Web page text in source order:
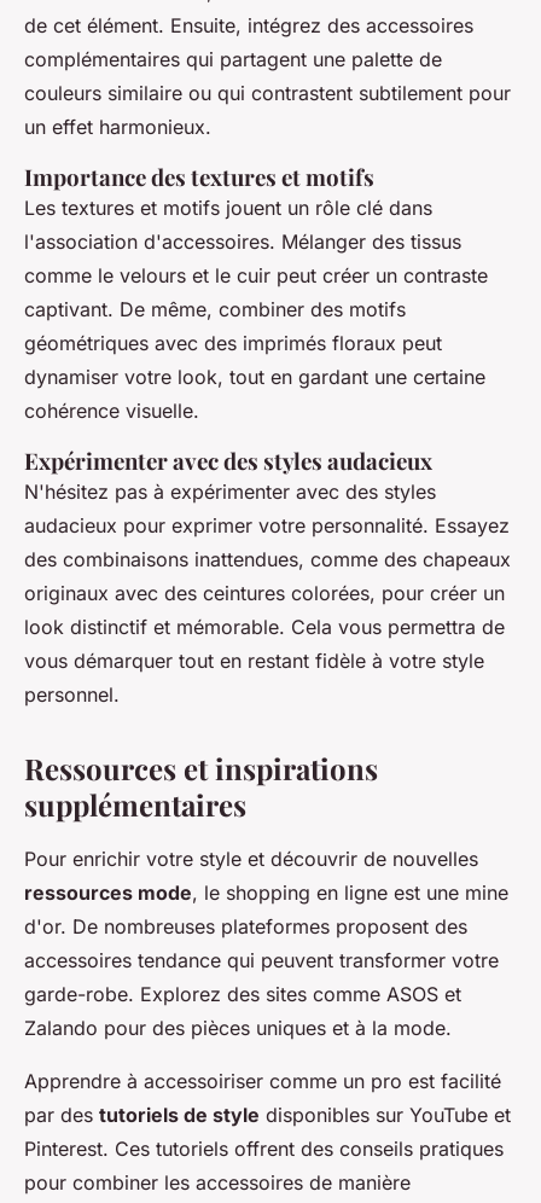
de cet élément. Ensuite, intégrez des accessoires
complémentaires qui partagent une palette de
couleurs similaire ou qui contrastent subtilement pour
un effet harmonieux.
Importance des textures et motifs
Les textures et motifs jouent un rôle clé dans
l'association d'accessoires. Mélanger des tissus
comme le velours et le cuir peut créer un contraste
captivant. De même, combiner des motifs
géométriques avec des imprimés floraux peut
dynamiser votre look, tout en gardant une certaine
cohérence visuelle.
Expérimenter avec des styles audacieux
N'hésitez pas à expérimenter avec des styles
audacieux pour exprimer votre personnalité. Essayez
des combinaisons inattendues, comme des chapeaux
originaux avec des ceintures colorées, pour créer un
look distinctif et mémorable. Cela vous permettra de
vous démarquer tout en restant fidèle à votre style
personnel.
Ressources et inspirations
supplémentaires
Pour enrichir votre style et découvrir de nouvelles
ressources mode, le shopping en ligne est une mine
d'or. De nombreuses plateformes proposent des
accessoires tendance qui peuvent transformer votre
garde-robe. Explorez des sites comme ASOS et
Zalando pour des pièces uniques et à la mode.
Apprendre à accessoiriser comme un pro est facilité
par des tutoriels de style disponibles sur YouTube et
Pinterest. Ces tutoriels offrent des conseils pratiques
pour combiner les accessoires de manière